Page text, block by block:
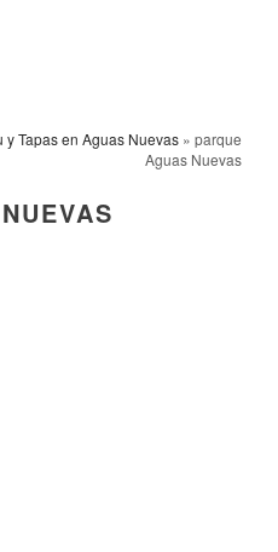
y Tapas en Aguas Nuevas » parque
Aguas Nuevas